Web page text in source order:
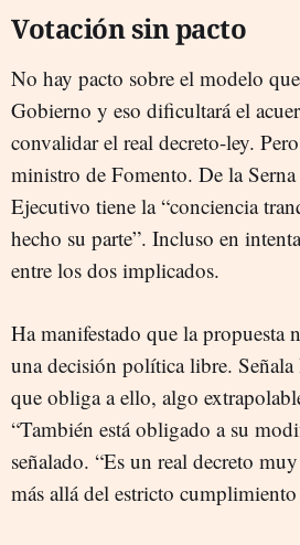
Votación sin pacto
No hay pacto sobre el modelo
Gobierno y eso dificultará el
convalidar el real decreto-ley.
ministro de Fomento. De la
Ejecutivo tiene la “conciencia
hecho su parte”. Incluso en
entre los dos implicados.
Ha manifestado que la propuesta
una decisión política libre. Señala
que obliga a ello, algo
“También está obligado a su
señalado. “Es un real decreto
más allá del estricto cumplimiento